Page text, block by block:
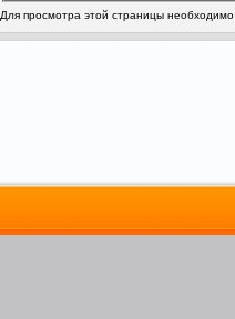
Для просмотра этой страницы необходимо